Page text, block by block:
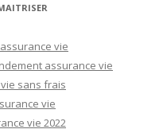
vie
assurance vie
sans frais
vie
vie 2022